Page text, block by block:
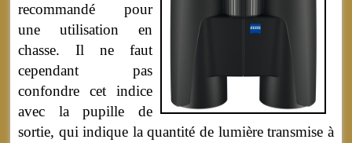
recommandé pour
une utilisation en
chasse. Il ne faut
cependant pas
confondre cet indice
avec la pupille de
sortie, qui indique la quantité de lumière transmise à